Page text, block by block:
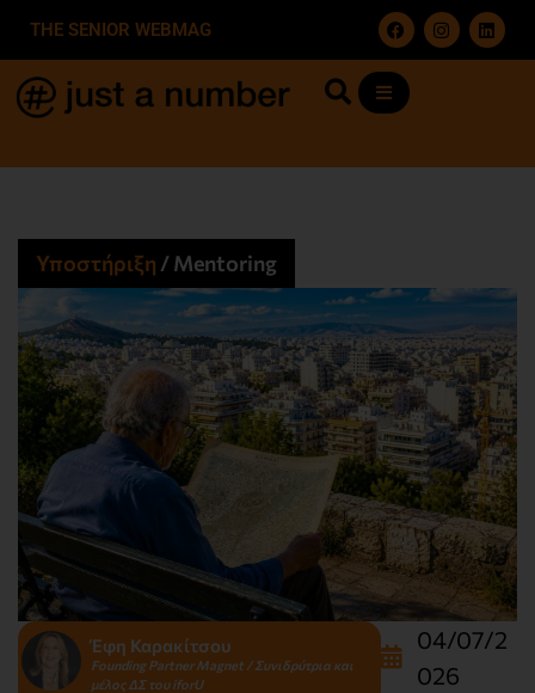
THE SENIOR WEBMAG
Υποστήριξη /Mentoring
Έφη Καρακίτσου
Founding Partner Magnet / Συνιδρύτρια και
μέλος ΔΣ του iforU
04/07/2
026